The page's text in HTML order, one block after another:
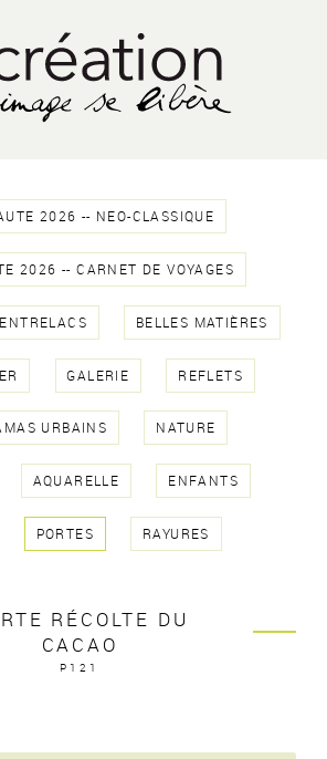
2026 -- NEO-CLASSIQUE
2026 -- CARNET DE VOYAGES
BELLES MATIÈRES
GALERIE REFLETS
URBAINS NATURE
AQUARELLE ENFANTS
PORTES RAYURES
RÉCOLTE DU
CACAO
P121